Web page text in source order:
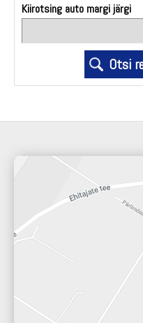
Kiirotsing auto margi järgi